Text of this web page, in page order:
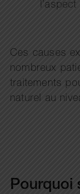
Ces causes
nombreux
traitements
naturel au
Pourquoi